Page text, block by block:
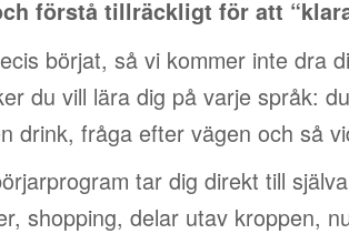
förstå tillräckligt för att
börjat, så vi kommer inte dra
du vill lära dig på varje språk: du
drink, fråga efter vägen och så
tar dig direkt till
shopping, delar utav kroppen,